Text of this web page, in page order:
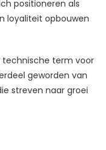
positioneren als
loyaliteit opbouwen
technische term voor
geworden van
streven naar groei